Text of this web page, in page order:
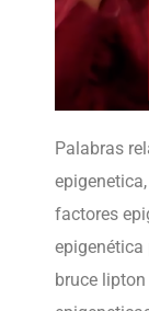
Palabras
factores
bruce